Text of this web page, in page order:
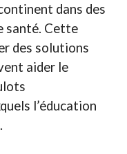
dans des
santé. Cette
des solutions
aider le
l’éducation